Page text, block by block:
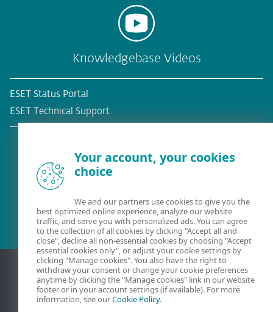
Knowledgebase Videos
ESET Status Portal
ESET Technical Support
Your account, your cookies
choice
We and our partners use cookies to give you the
best optimized online experience, analyze our website
traffic, and serve you with personalized ads. You can agree
to the collection of all cookies by clicking "Accept all and
close", decline all non-essential cookies by choosing "Accept
essential cookies only", or adjust your cookie settings by
clicking "Manage cookies". You also have the right to
withdraw your consent or change your cookie preferences
anytime by clicking the "Manage cookies" link in our website
footer or in your account settings (if available). For more
information, see ourCookie Policy.